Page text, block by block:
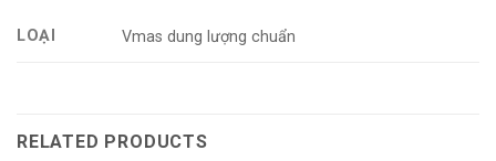
LOẠI Vmas dung lượng chuẩn
RELATED PRODUCTS